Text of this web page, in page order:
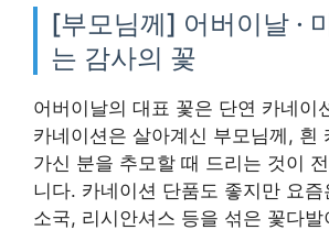
[부모님께] 어버이날 ·
는 감사의 꽃
어버이날의 대표 꽃은 단연 카네이
카네이션은 살아계신 부모님께, 흰
가신 분을 추모할 때 드리는 것이
니다. 카네이션 단품도 좋지만 요즘
소국, 리시안셔스 등을 섞은 꽃다발